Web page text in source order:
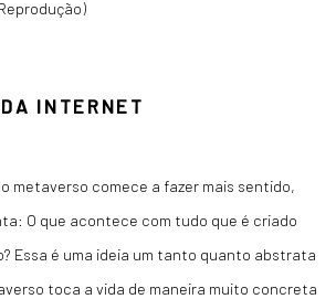
INTERNET
metaverso comece a fazer mais sentido,
O que acontece com tudo que é criado
Essa é uma ideia um tanto quanto abstrata
toca a vida de maneira muito concreta